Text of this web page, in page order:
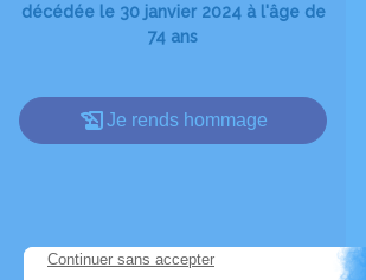
décédée le 30 janvier 2024 à l'âge de
74 ans
Je rends hommage